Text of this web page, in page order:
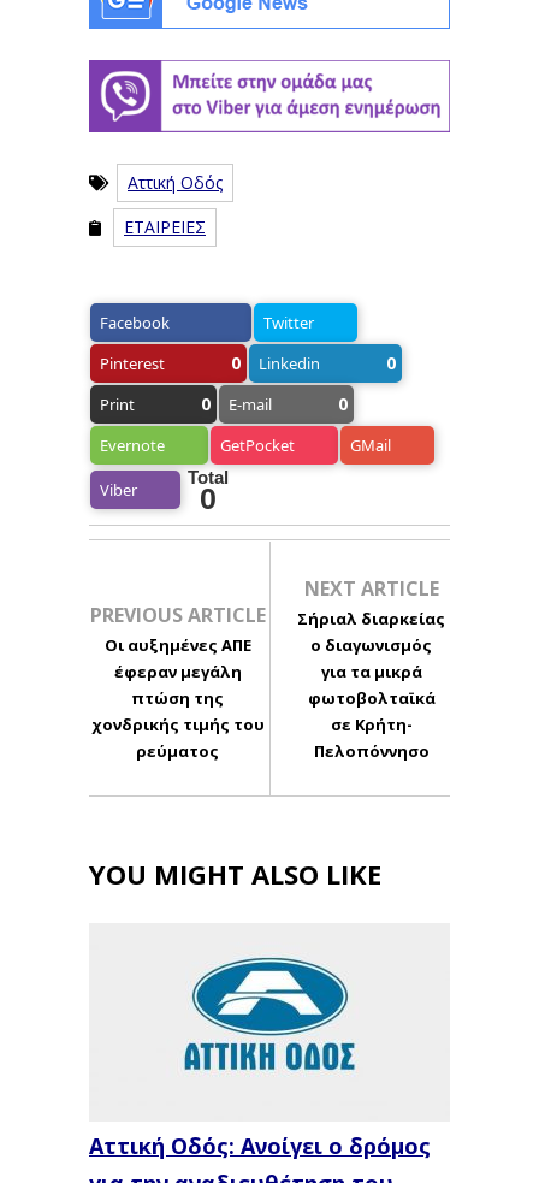
Αττική Οδός
ΕΤΑΙΡΕΙΕΣ
Facebook
Twitter
Pinterest
0 Linkedin 0
Print 0 E-mail 0
Evernote GetPocket GMail
Viber
Total
0
PREVIOUS ARTICLE
Οι αυξημένες ΑΠΕ
έφεραν μεγάλη
πτώση της
χονδρικής τιμής του
ρεύματος
NEXT ARTICLE
Σήριαλ διαρκείας
ο διαγωνισμός
για τα μικρά
φωτοβολταϊκά
σε Κρήτη-
Πελοπόννησο
YOU MIGHT ALSO LIKE
Αττική Οδός: Ανοίγει ο δρόμος